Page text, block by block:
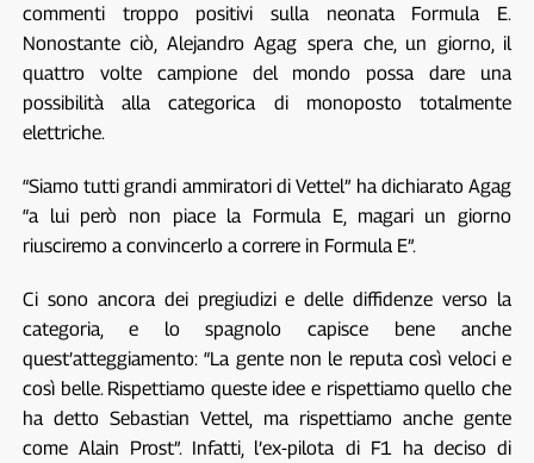
commenti troppo positivi sulla neonata Formula E.
Nonostante ciò, Alejandro Agag spera che, un giorno, il
quattro volte campione del mondo possa dare una
possibilità alla categorica di monoposto totalmente
elettriche.
“Siamo tutti grandi ammiratori di Vettel” ha dichiarato Agag
“a lui però non piace la Formula E, magari un giorno
riusciremo a convincerlo a correre in Formula E”.
Ci sono ancora dei pregiudizi e delle diffidenze verso la
categoria, e lo spagnolo capisce bene anche
quest’atteggiamento: “La gente non le reputa così veloci e
così belle. Rispettiamo queste idee e rispettiamo quello che
ha detto Sebastian Vettel, ma rispettiamo anche gente
come Alain Prost”. Infatti, l’ex-pilota di F1 ha deciso di